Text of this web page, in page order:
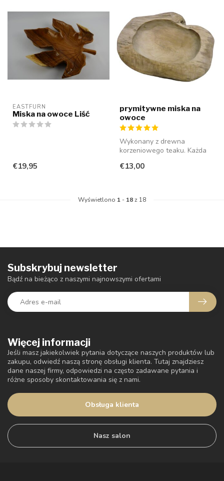
EASTFURN
Miska na owoce Liść
€19,95
prymitywne miska na
owoce
Wykonany z drewna
korzeniowego teaku. Każda
kształt.
€13,00
Wyświetlono 1 - 18z 18
Więcej informacji
Jeśli masz jakiekolwiek pytania dotyczące naszych produktów lub
zakupu, odwiedź naszą stronę obsługi klienta. Tutaj znajdziesz
dane naszej firmy, odpowiedzi na często zadawane pytania i
różne sposoby skontaktowania się z nami.
Obsługa klienta
Nasz salon
Subskrybuj newsletter
Bądź na bieżąco z naszymi najnowszymi ofertami